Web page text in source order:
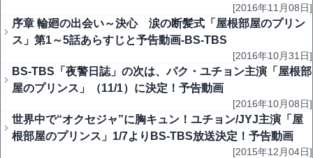
[2016年11月08日]
序章 輪廻の出会い～決心 涙の断髪式「屋根部屋のプリン
ス」第1～5話あらすじと予告動画-BS-TBS
[2016年10月31日]
BS-TBS「夜警日誌」の次は、パク・ユチョン主演「屋根部
屋のプリンス」（11/1）に決定！予告動画
[2016年10月08日]
世界中で“オクセジャ”に胸キュン！ユチョン/JYJ主演「屋
根部屋のプリンス」1/7よりBS-TBS放送決定！予告動画
[2015年12月04日]